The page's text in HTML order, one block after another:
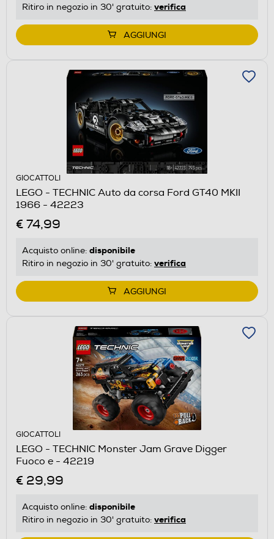
Ritiro in negozio in 30' gratuito: verifica
AGGIUNGI
GIOCATTOLI
LEGO - TECHNIC Auto da corsa Ford GT40 MKII
1966 - 42223
€ 74,99
Acquisto online: disponibile
Ritiro in negozio in 30' gratuito: verifica
AGGIUNGI
GIOCATTOLI
LEGO - TECHNIC Monster Jam Grave Digger
Fuoco e - 42219
€ 29,99
Acquisto online: disponibile
Ritiro in negozio in 30' gratuito: verifica